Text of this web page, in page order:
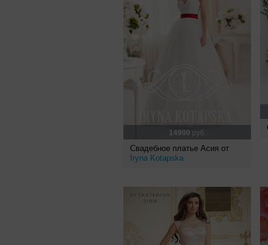
14900 руб.
Свадебное платье Асия от
Iryna Kotapska